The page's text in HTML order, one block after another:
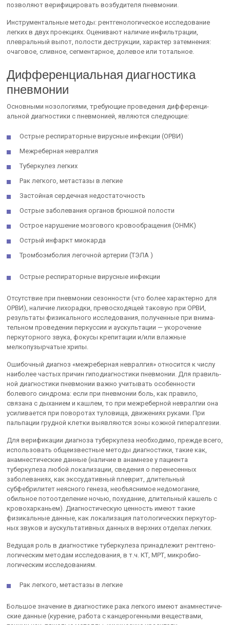
позволяют верифицировать возбудителя пневмонии.
Инструментальные методы: рентгенологическое исследование
легких в двух проекциях. Оценивают наличие инфильтрации,
плевральный выпот, полости деструкции, характер затемнения:
очаговое, сливное, сегментарное, долевое или тотальное.
Дифференциальная диагностика
пневмонии
Основными нозологиями, требующие проведения дифференци­
альной диагностики с пневмонией, являются следующие:
Острые респираторные вирусные инфекции (ОРВИ)
Межреберная невралгия
Туберкулез легких
Рак легкого, метастазы в легкие
Застойная сердечная недостаточность
Острые заболевания органов брюшной полости
Острое нарушение мозгового кровообращения (ОНМК)
Острый инфаркт миокарда
Тромбоэмболия легочной артерии (ТЭЛА )
Острые респираторные вирусные инфекции
Отсутствие при пневмонии сезонности (что более характерно для
ОРВИ), наличие лихорадки, превосходящей таковую при ОРВИ,
результаты физикального исследования, полученные при внима­
тельном проведении перкуссии и аускультации — укорочение
перкуторно­го звука, фокусы крепитации и/или влажные
мелкопузырчатые хрипы.
Ошибочный диагноз «межреберная невралгия» относится к числу
наиболее частых причин гиподиагностики пневмонии. Для правиль­
ной диагностики пневмонии важно учитывать особенности
болевого синдрома: если при пневмонии боль, как правило,
связана с дыханием и кашлем, то при межреберной невралгии она
усиливается при пово­ротах туловища, движениях руками. При
пальпации грудной клетки выявляются зоны кожной гипералгезии.
Для верификации диагноза туберкулеза необходимо, прежде всего,
использовать общеизвестные методы диагностики, такие как,
анамне­стические данные (наличие в анамнезе у пациента
туберкулеза любой локализации, сведения о перенесенных
заболеваниях, как экссудативный плеврит, длительный
субфебрилитет неясного генеза, необъясни­мое недомогание,
обильное потоотделение ночью, похудание, длитель­ный кашель с
кровохарканьем). Диагностическую ценность имеют та­кие
физикальные данные, как локализация патологических перкутор­
ных звуков и аускультативных данных в верхних отделах легких.
Ведущая роль в диагностике туберкулеза принадлежит рентгено­
логическим методам исследования, в т.ч. КТ, МРТ, микробио­
логическим исследованиям.
Рак легкого, метастазы в легкие
Большое значение в диагностике рака легкого имеют анамнестиче­
ские данные (курение, работа с канцерогенными веществами,